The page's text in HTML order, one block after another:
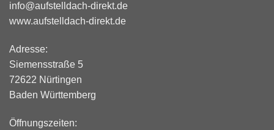
info@aufstelldach-direkt.de
www.aufstelldach-direkt.de
Adresse:
Siemensstraße 5
72622 Nürtingen
Baden Württemberg
Öffnungszeiten: